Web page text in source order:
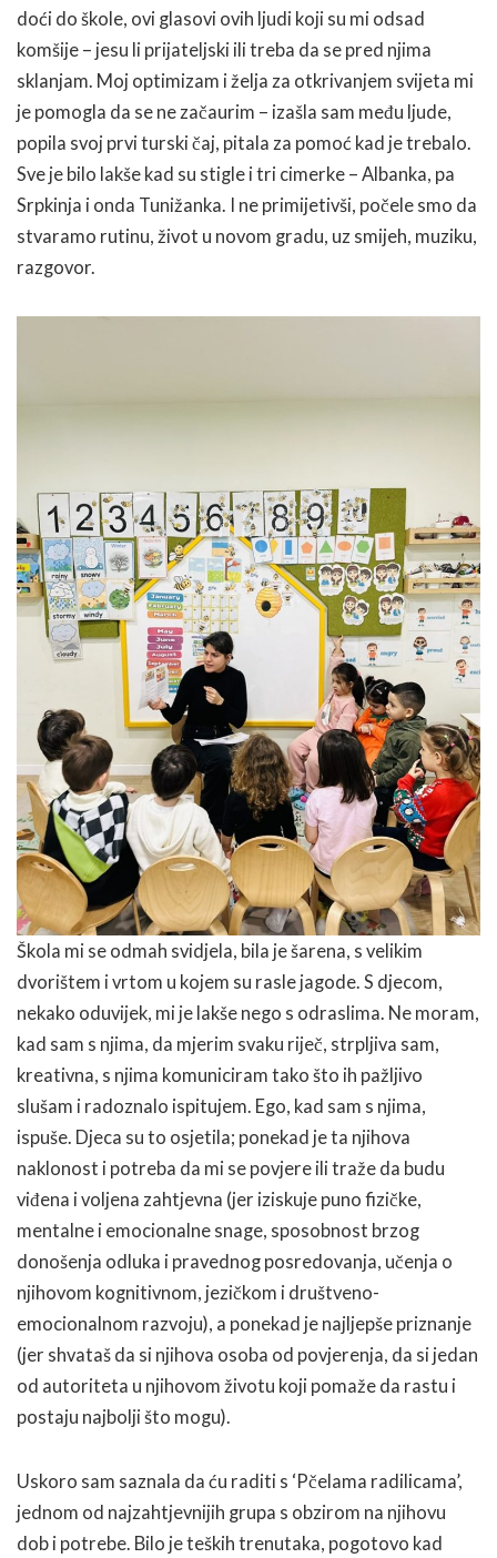
doći do škole, ovi glasovi ovih ljudi koji su mi odsad
komšije – jesu li prijateljski ili treba da se pred njima
sklanjam. Moj optimizam i želja za otkrivanjem svijeta mi
je pomogla da se ne začaurim – izašla sam među ljude,
popila svoj prvi turski čaj, pitala za pomoć kad je trebalo.
Sve je bilo lakše kad su stigle i tri cimerke – Albanka, pa
Srpkinja i onda Tunižanka. I ne primijetivši, počele smo da
stvaramo rutinu, život u novom gradu, uz smijeh, muziku,
razgovor.
Škola mi se odmah svidjela, bila je šarena, s velikim
dvorištem i vrtom u kojem su rasle jagode. S djecom,
nekako oduvijek, mi je lakše nego s odraslima. Ne moram,
kad sam s njima, da mjerim svaku riječ, strpljiva sam,
kreativna, s njima komuniciram tako što ih pažljivo
slušam i radoznalo ispitujem. Ego, kad sam s njima,
ispuše. Djeca su to osjetila; ponekad je ta njihova
naklonost i potreba da mi se povjere ili traže da budu
viđena i voljena zahtjevna (jer iziskuje puno fizičke,
mentalne i emocionalne snage, sposobnost brzog
donošenja odluka i pravednog posredovanja, učenja o
njihovom kognitivnom, jezičkom i društveno-
emocionalnom razvoju), a ponekad je najljepše priznanje
(jer shvataš da si njihova osoba od povjerenja, da si jedan
od autoriteta u njihovom životu koji pomaže da rastu i
postaju najbolji što mogu).
Uskoro sam saznala da ću raditi s ‘Pčelama radilicama’,
jednom od najzahtjevnijih grupa s obzirom na njihovu
dob i potrebe. Bilo je teških trenutaka, pogotovo kad